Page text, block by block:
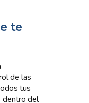
te
de las
tus
dentro del